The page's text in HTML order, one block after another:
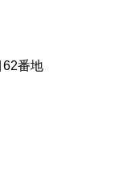
番地